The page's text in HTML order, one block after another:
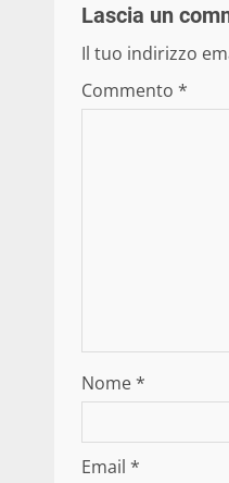
Lascia un
Il tuo indirizzo
Commento *
Nome*
Email *